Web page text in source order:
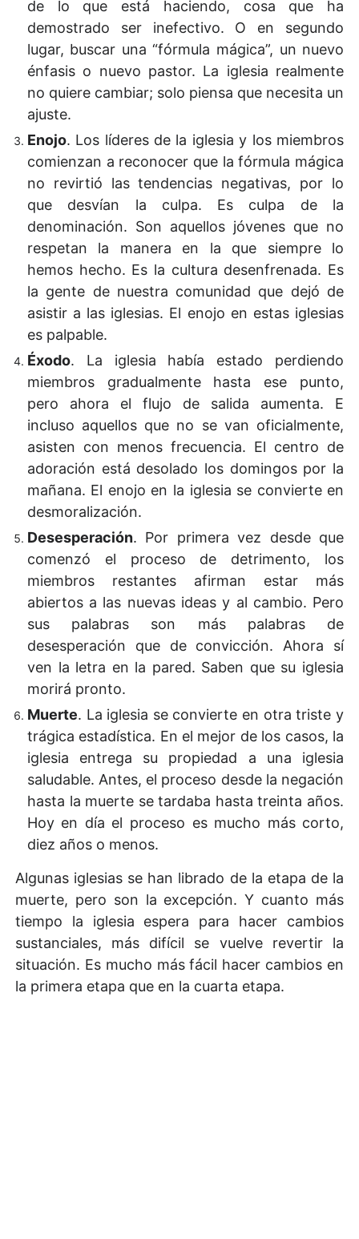
de lo que está haciendo, cosa que ha
demostrado ser inefectivo. O en segundo
lugar, buscar una “fórmula mágica”, un nuevo
énfasis o nuevo pastor. La iglesia realmente
no quiere cambiar; solo piensa que necesita un
ajuste.
Enojo. Los líderes de la iglesia y los miembros
comienzan a reconocer que la fórmula mágica
no revirtió las tendencias negativas, por lo
que desvían la culpa. Es culpa de la
denominación. Son aquellos jóvenes que no
respetan la manera en la que siempre lo
hemos hecho. Es la cultura desenfrenada. Es
la gente de nuestra comunidad que dejó de
asistir a las iglesias. El enojo en estas iglesias
es palpable.
Éxodo. La iglesia había estado perdiendo
miembros gradualmente hasta ese punto,
pero ahora el flujo de salida aumenta. E
incluso aquellos que no se van oficialmente,
asisten con menos frecuencia. El centro de
adoración está desolado los domingos por la
mañana. El enojo en la iglesia se convierte en
desmoralización.
Desesperación. Por primera vez desde que
comenzó el proceso de detrimento, los
miembros restantes afirman estar más
abiertos a las nuevas ideas y al cambio. Pero
sus palabras son más palabras de
desesperación que de convicción. Ahora sí
ven la letra en la pared. Saben que su iglesia
morirá pronto.
Muerte. La iglesia se convierte en otra triste y
trágica estadística. En el mejor de los casos, la
iglesia entrega su propiedad a una iglesia
saludable. Antes, el proceso desde la negación
hasta la muerte se tardaba hasta treinta años.
Hoy en día el proceso es mucho más corto,
diez años o menos.
Algunas iglesias se han librado de la etapa de la
muerte, pero son la excepción. Y cuanto más
tiempo la iglesia espera para hacer cambios
sustanciales, más difícil se vuelve revertir la
situación. Es mucho más fácil hacer cambios en
la primera etapa que en la cuarta etapa.